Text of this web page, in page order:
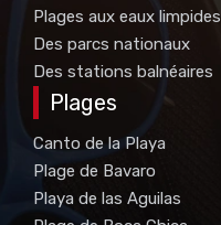
Plages aux eaux limpides
Des parcs nationaux
Des stations balnéaires
Plages
Canto de la Playa
Plage de Bavaro
Playa de las Aguilas